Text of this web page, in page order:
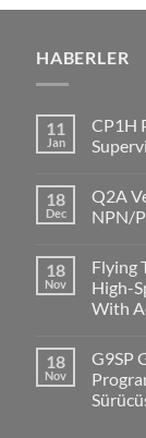
HABERLER
11
Jan
CP1H
on
CP1H
PLC
Supervisor
18
Dec
Q2A
NPN/
on
Q2A
Ve
Q2V
Giriş
18
Nov
Flying
High-
With
on
Flying
Trigger
18
Nov
G9SP